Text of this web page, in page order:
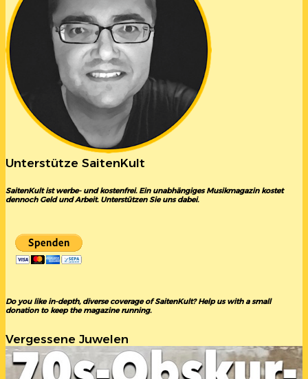
Unterstütze SaitenKult
SaitenKult ist werbe- und kostenfrei. Ein unabhängiges Musikmagazin kostet
dennoch Geld und Arbeit. Unterstützen Sie uns dabei.
Do you like in-depth, diverse coverage of SaitenKult? Help us with a small
donation to keep the magazine running.
Vergessene Juwelen